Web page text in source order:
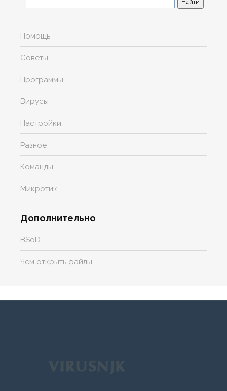
Помощь
Советы
Программы
Вирусы
Настройки
Разное
Команды
Микротик
Дополнительно
BSoD
Чем открыть файлы